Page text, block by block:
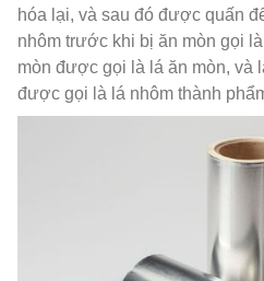
hóa lại, và sau đó được quấn
nhôm trước khi bị ăn mòn gọi
mòn được gọi là lá ăn mòn, và
được gọi là lá nhôm thành